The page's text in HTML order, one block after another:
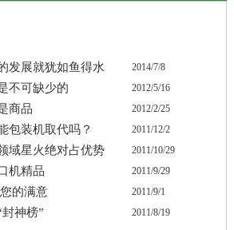
2014/7/8
发展就犹如鱼得水
2012/5/16
不可缺少的
2012/2/25
商品
2011/12/2
包装机取代吗？
2011/10/29
域星火绝对占优势
2011/9/29
机精品
2011/9/1
的满意
2011/8/19
神榜”